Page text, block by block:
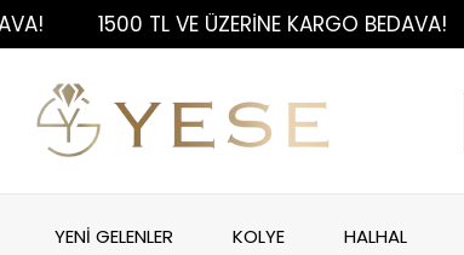
1500 TL VE ÜZERİNE KARGO BEDAVA!
YENİ GELENLER KOLYE HALHAL